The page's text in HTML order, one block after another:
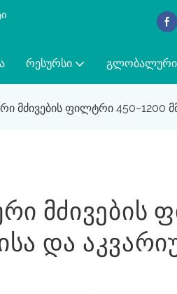
ᲠᲔᲡᲣᲠᲡᲘ ᲒᲚᲝᲑᲐᲚᲣᲠᲘ
მძივების ფილტრი 450~1200
Მძივების
Და